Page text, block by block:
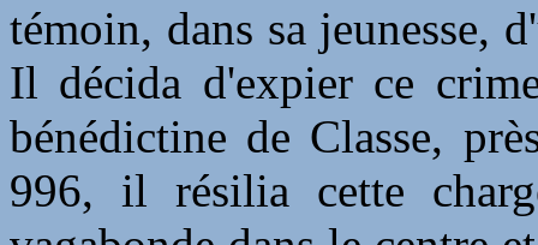
témoin, dans sa jeunesse,
Il décida d'expier ce
bénédictine de Classe,
996, il résilia cette